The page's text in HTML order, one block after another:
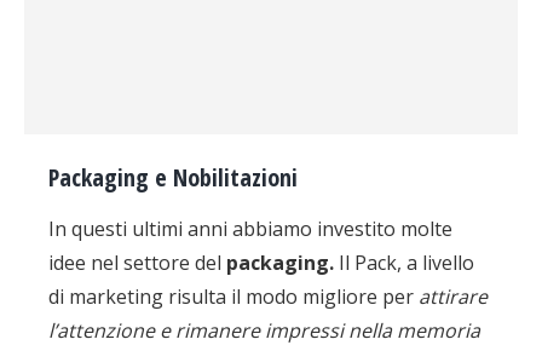
Packaging e Nobilitazioni
In questi ultimi anni abbiamo investito molte
idee nel settore del packaging. Il Pack, a livello
di marketing risulta il modo migliore per attirare
l’attenzione e rimanere impressi nella memoria